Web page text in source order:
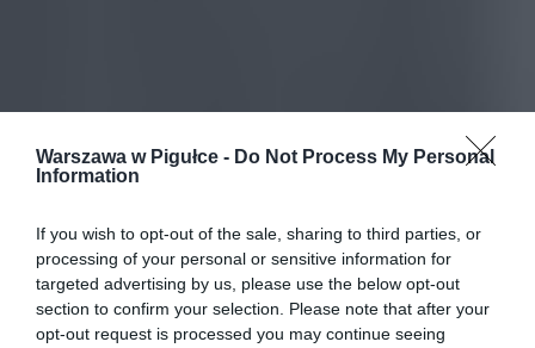
Warszawa w Pigułce - Do Not Process My Personal
Information
If you wish to opt-out of the sale, sharing to third parties, or
processing of your personal or sensitive information for
targeted advertising by us, please use the below opt-out
section to confirm your selection. Please note that after your
opt-out request is processed you may continue seeing